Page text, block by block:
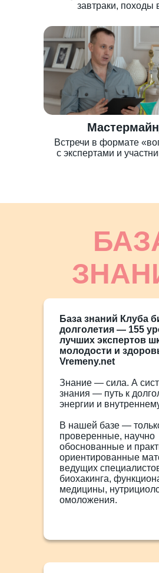
Встречи в формате
с экспертами и
завтраки, походы
База знаний Клуба
долголетия — 155
лучших экспертов
молодости и
Vremeny.net
Знание — сила. А
знания — путь к
энергии и
В нашей базе —
проверенные, научно
обоснованные и
ориентированные
ведущих
биохакинга,
медицины,
омоложения.